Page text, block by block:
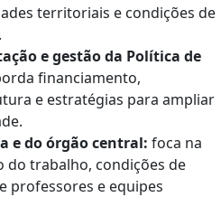
territoriais e condições de
e gestão da Política de
financiamento,
e estratégias para ampliar
e do órgão central: foca na
do trabalho, condições de
professores e equipes